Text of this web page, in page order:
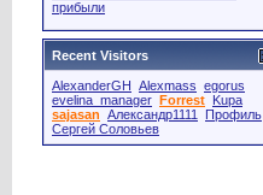
прибыли
Recent Visitors
AlexanderGH Alexmass egorus
evelina_manager
Forrest
Kupa
sajasan Александр1111
Профиль
Сергей Соловьев